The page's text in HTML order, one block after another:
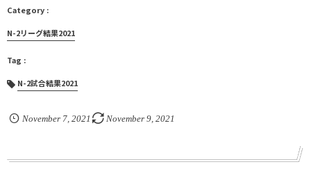
N-2リーグ結果2021
N-2試合結果2021
November 7, 2021 November 9, 2021